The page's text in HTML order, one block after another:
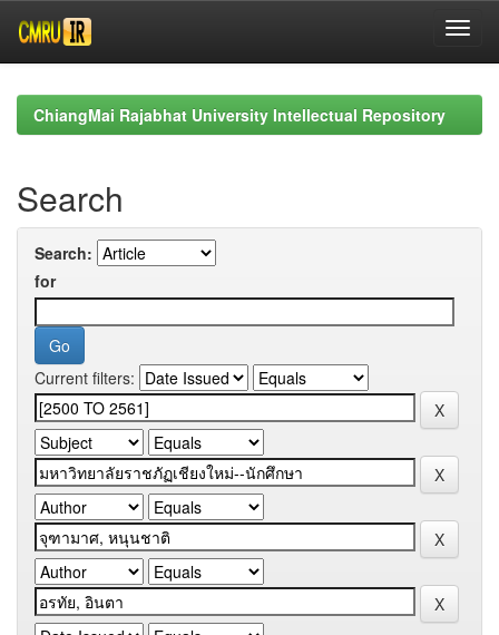
navigationChiangMai Rajabhat University Intellectual Repository
Search
Search:
for
Current filters: